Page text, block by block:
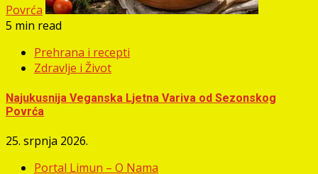
Povrća
5 min read
Prehrana i recepti
Zdravlje i Život
Najukusnija Veganska Ljetna Variva od Sezonskog
Povrća
25. srpnja 2026.
Portal Limun – O Nama